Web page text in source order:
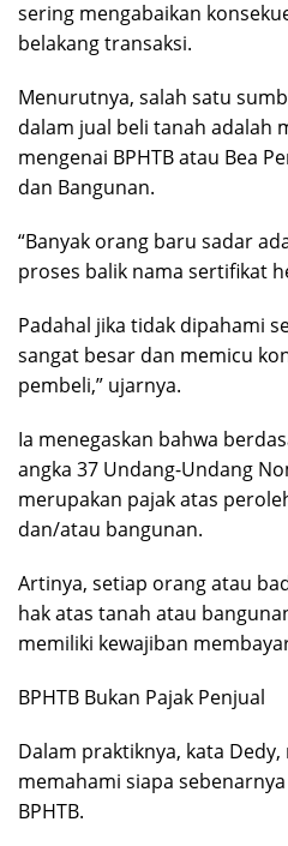
sering mengabaikan
belakang transaksi.
Menurutnya, salah satu
dalam jual beli tanah adalah
mengenai BPHTB atau Bea
dan Bangunan.
“Banyak orang baru sadar
proses balik nama sertifikat
Padahal jika tidak dipahami
sangat besar dan memicu
pembeli,” ujarnya.
Ia menegaskan bahwa
angka 37 Undang-Undang
merupakan pajak atas
dan/atau bangunan.
Artinya, setiap orang atau
hak atas tanah atau
memiliki kewajiban
BPHTB Bukan Pajak Penjual
Dalam praktiknya, kata
memahami siapa
BPHTB.